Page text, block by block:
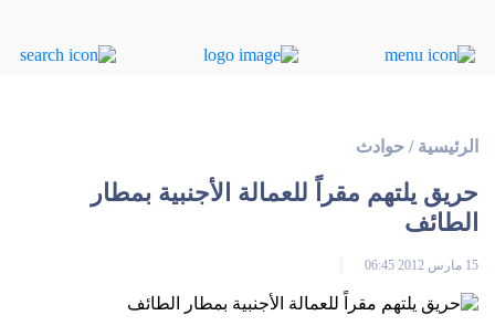
الرئيسية / حوادث
حريق يلتهم مقراً للعمالة الأجنبية بمطار
الطائف
15 مارس 2012 06:45